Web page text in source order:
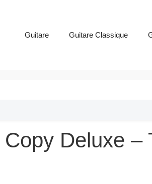
Guitare Guitare Classique
Deluxe –